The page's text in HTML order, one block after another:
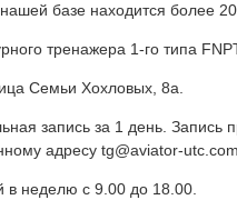
базе находится более
тренажера 1-го типа
Семьи Хохловых, 8а.
запись за 1 день.
адресу tg@aviator-utc.com.
в неделю с 9.00 до 18.00.